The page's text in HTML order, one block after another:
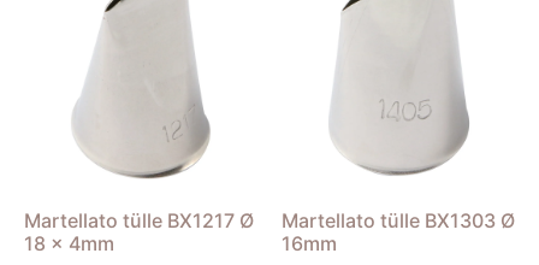
Martellato tülle BX1217 Ø
18 x 4mm
Martellato tülle BX1303 Ø
16mm